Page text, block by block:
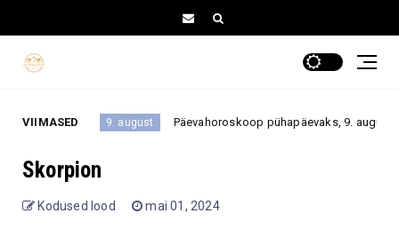
VIIMASED
tehta? 9. august Päevahoroskoop pühapäevaks, 9. augustiks
Skorpion
Kodused lood mai 01, 2024